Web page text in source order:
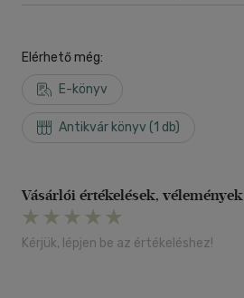
Elérhető még:
E-könyv
Antikvár könyv (1 db)
Vásárlói értékelések, vélemények
Kérjük, lépjen be az értékeléshez!